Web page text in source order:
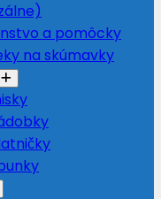
a pomôcky
na skúmavky